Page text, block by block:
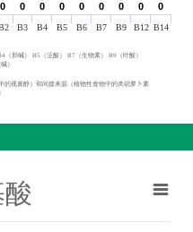
0
0 0
0 0
0 0
0 0
0 0
0 0
0 0
0 0
0
B3 B4 B5 B6 B7 B9 B12 B14
（胆碱） B5（泛酸） B7（生物素） B9（叶酸）
）
的视黄醇）和间接来源（植物性食物中的类胡萝卜素